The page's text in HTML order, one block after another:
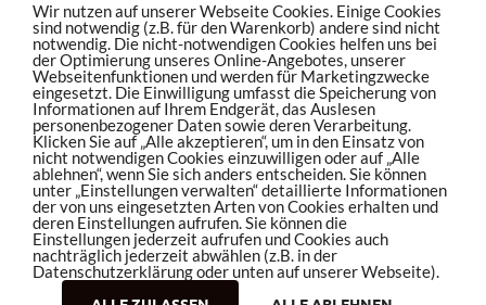
Wir nutzen auf unserer Webseite Cookies. Einige Cookies
sind notwendig (z.B. für den Warenkorb) andere sind nicht
notwendig. Die nicht-notwendigen Cookies helfen uns bei
der Optimierung unseres Online-Angebotes, unserer
Webseitenfunktionen und werden für Marketingzwecke
eingesetzt. Die Einwilligung umfasst die Speicherung von
Informationen auf Ihrem Endgerät, das Auslesen
personenbezogener Daten sowie deren Verarbeitung.
Klicken Sie auf „Alle akzeptieren“, um in den Einsatz von
nicht notwendigen Cookies einzuwilligen oder auf „Alle
ablehnen“, wenn Sie sich anders entscheiden. Sie können
unter „Einstellungen verwalten“ detaillierte Informationen
der von uns eingesetzten Arten von Cookies erhalten und
deren Einstellungen aufrufen. Sie können die
Einstellungen jederzeit aufrufen und Cookies auch
nachträglich jederzeit abwählen (z.B. in der
Datenschutzerklärung oder unten auf unserer Webseite).